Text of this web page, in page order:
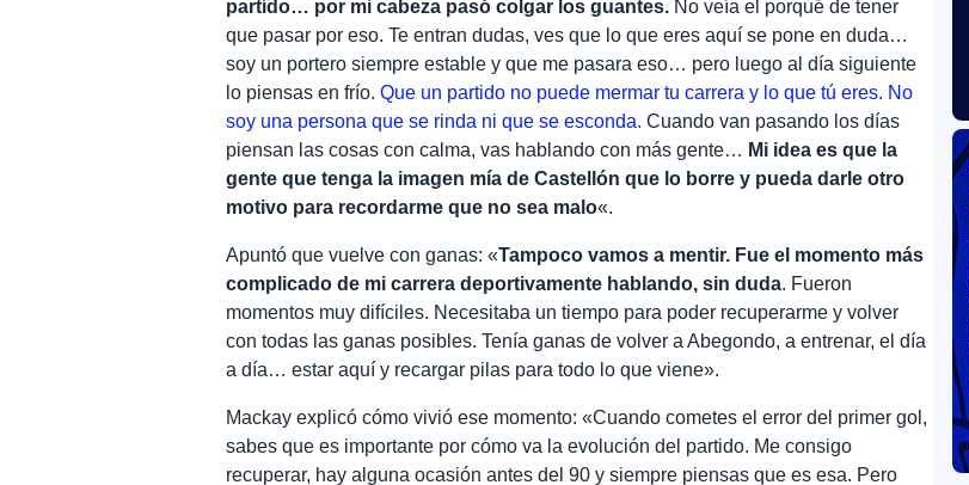
partido… por mi cabeza pasó colgar los guantes. No veía el porqué de tener
que pasar por eso. Te entran dudas, ves que lo que eres aquí se pone en duda…
soy un portero siempre estable y que me pasara eso… pero luego al día siguiente
lo piensas en frío.Que un partido no puede mermar tu carrera y lo que tú eres. No
soy una persona que se rinda ni que se esconda. Cuando van pasando los días
piensan las cosas con calma, vas hablando con más gente… Mi idea es que la
gente que tenga la imagen mía de Castellón que lo borre y pueda darle otro
motivo para recordarme que no sea malo«.
Apuntó que vuelve con ganas: «Tampoco vamos a mentir. Fue el momento más
complicado de mi carrera deportivamente hablando, sin duda. Fueron
momentos muy difíciles. Necesitaba un tiempo para poder recuperarme y volver
con todas las ganas posibles. Tenía ganas de volver a Abegondo, a entrenar, el día
a día… estar aquí y recargar pilas para todo lo que viene».
Mackay explicó cómo vivió ese momento: «Cuando cometes el error del primer gol,
sabes que es importante por cómo va la evolución del partido. Me consigo
recuperar, hay alguna ocasión antes del 90 y siempre piensas que es esa. Pero